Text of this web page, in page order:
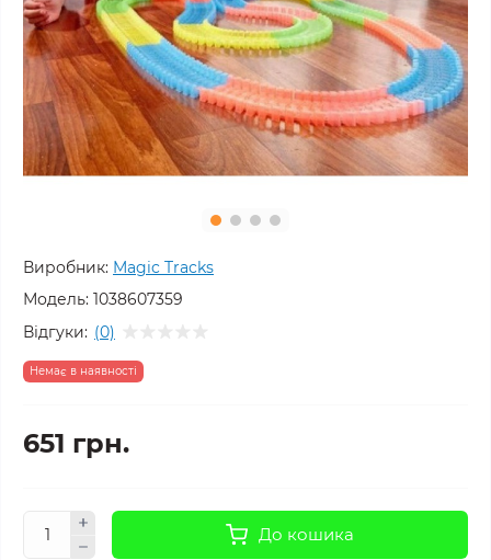
Виробник: Magic Tracks
Модель: 1038607359
Відгуки: (0)
Немає в наявності
651 грн.
До кошика